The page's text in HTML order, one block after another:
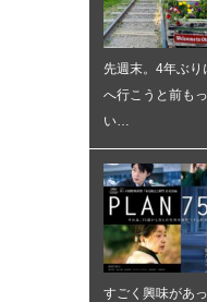
先週末。4年ぶ
へ行こうと前も
い…
すごく興味があ